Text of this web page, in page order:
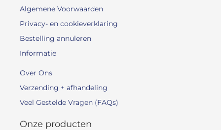
Algemene Voorwaarden
Privacy- en cookieverklaring
Bestelling annuleren
Informatie
Over Ons
Verzending + afhandeling
Veel Gestelde Vragen (FAQs)
Onze producten